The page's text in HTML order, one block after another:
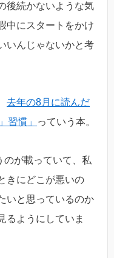
後続かないような気
中にスタートをかけ
いんじゃないかと考
去年の8月に読んだ
習慣」
っていう本。
のが載っていて、私
きにどこが悪いの
いと思っているのか
るようにしていま